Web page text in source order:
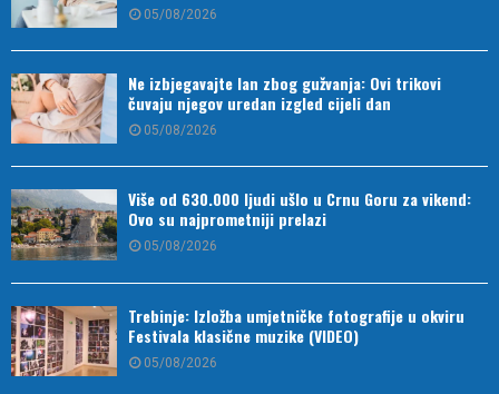
05/08/2026
Ne izbjegavajte lan zbog gužvanja: Ovi trikovi
čuvaju njegov uredan izgled cijeli dan
05/08/2026
Više od 630.000 ljudi ušlo u Crnu Goru za vikend:
Ovo su najprometniji prelazi
05/08/2026
Trebinje: Izložba umjetničke fotografije u okviru
Festivala klasične muzike (VIDEO)
05/08/2026